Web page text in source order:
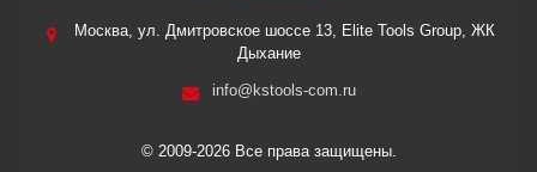
Москва, ул. Дмитровское шоссе 13, Elite Tools Group, ЖК
Дыхание
info@kstools-com.ru
© 2009-2026 Все права защищены.